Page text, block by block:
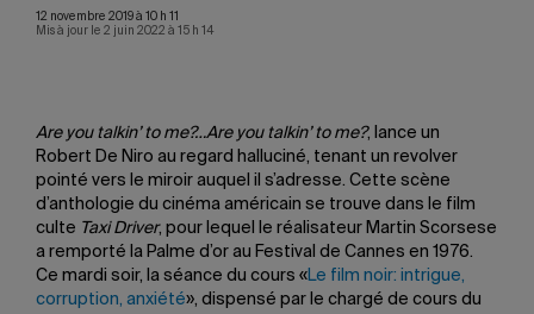
12 novembre 2019 à 10 h 11
Mis à jour le 2 juin 2022 à 15 h 14
Are you talkin’ to me?…Are you talkin’ to me?, lance un
Robert De Niro au regard halluciné, tenant un revolver
pointé vers le miroir auquel il s’adresse. Cette scène
d’anthologie du cinéma américain se trouve dans le film
culte Taxi Driver, pour lequel le réalisateur Martin Scorsese
a remporté la Palme d’or au Festival de Cannes en 1976.
Ce mardi soir, la séance du cours «Le film noir: intrigue,
corruption, anxiété», dispensé par le chargé de cours du